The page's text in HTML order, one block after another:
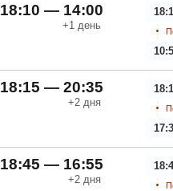
18:10 — 14:00
+1 день
18:15 — 20:35
+2 дня
18:45 — 16:55
+2 дня